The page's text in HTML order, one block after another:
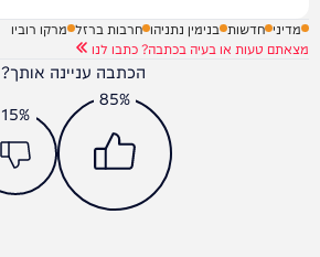
מדיני חדשות בנימין נתניהו חרבות ברזל מרקו רוביו
מצאתם טעות או בעיה בכתבה? כתבו לנו
הכתבה עניינה אותך?
85%
15%